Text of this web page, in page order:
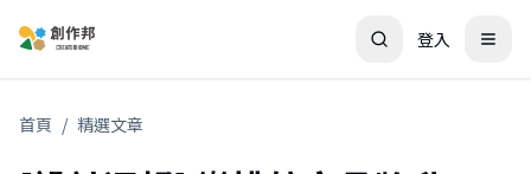
登入
首頁 / 精選文章